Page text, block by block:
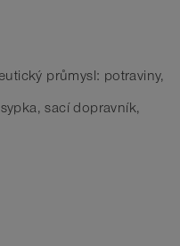
průmysl: potraviny,
sací dopravník,